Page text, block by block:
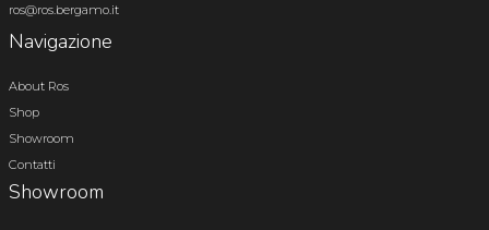
ros@ros.bergamo.it
Navigazione
About Ros
Shop
Showroom
Contatti
Showroom